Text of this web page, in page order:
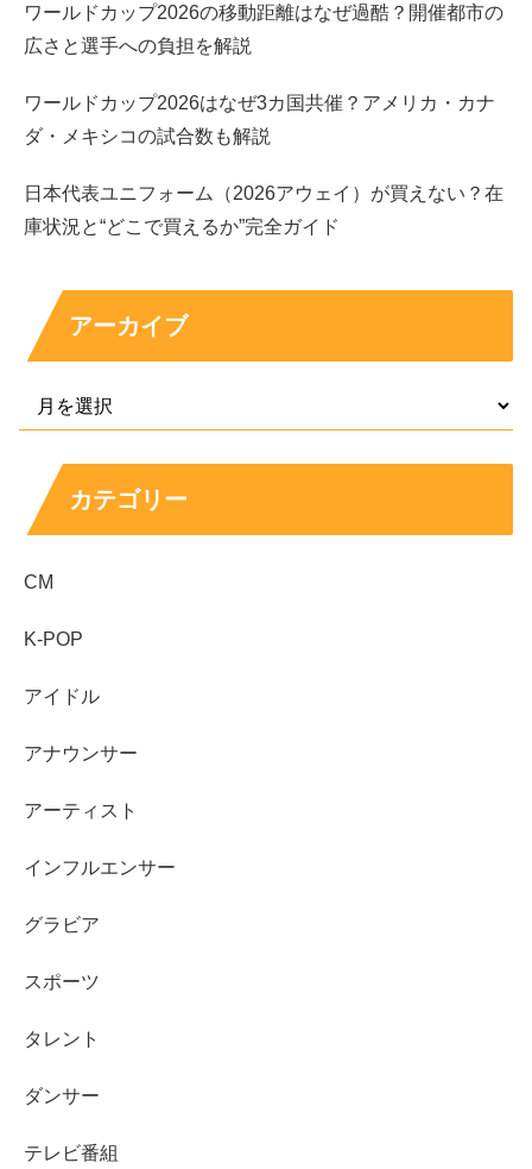
そんな吉谷彩子さんの髪型を、過去の画像なども見ながら
比較
していきましょう～！
まずは、2022年の6月の吉谷彩子さんです。
るベリーショート
ワールドカップ2026の移動距離はなぜ過酷？開催都市の
広さと選手への負担を解説
ワールドカップ2026はなぜ3カ国共催？アメリカ・カナ
ダ・メキシコの試合数も解説
日本代表ユニフォーム（2026アウェイ）が買えない？在
庫状況と“どこで買えるか”完全ガイド
アーカイブ
カテゴリー
CM
K-POP
アイドル
アナウンサー
アーティスト
インフルエンサー
グラビア
スポーツ
タレント
ダンサー
テレビ番組